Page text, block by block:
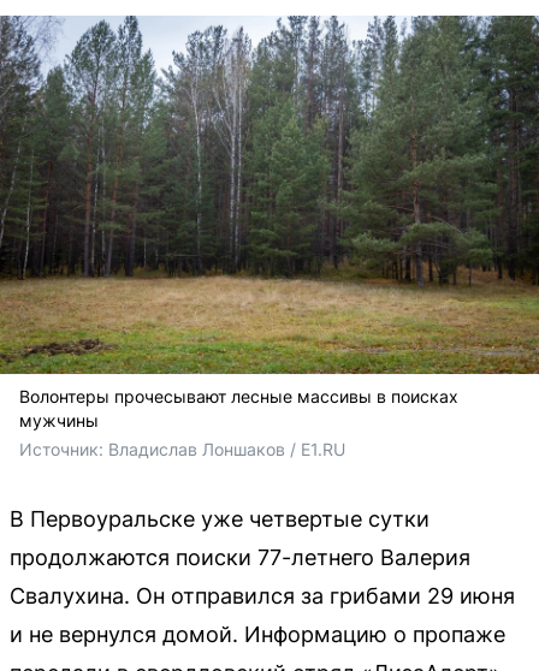
Волонтеры прочесывают лесные массивы в поисках
мужчины
Источник: Владислав Лоншаков / E1.RU
В Первоуральске уже четвертые сутки
продолжаются поиски 77-летнего Валерия
Свалухина. Он отправился за грибами 29 июня
и не вернулся домой. Информацию о пропаже